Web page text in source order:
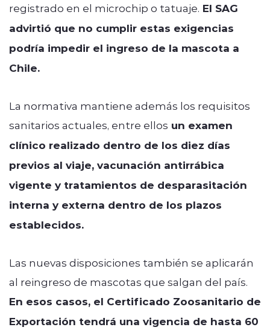
registrado en el microchip o tatuaje. El SAG
advirtió que no cumplir estas exigencias
podría impedir el ingreso de la mascota a
Chile.
La normativa mantiene además los requisitos
sanitarios actuales, entre ellos un examen
clínico realizado dentro de los diez días
previos al viaje, vacunación antirrábica
vigente y tratamientos de desparasitación
interna y externa dentro de los plazos
establecidos.
Las nuevas disposiciones también se aplicarán
al reingreso de mascotas que salgan del país.
En esos casos, el Certificado Zoosanitario de
Exportación tendrá una vigencia de hasta 60